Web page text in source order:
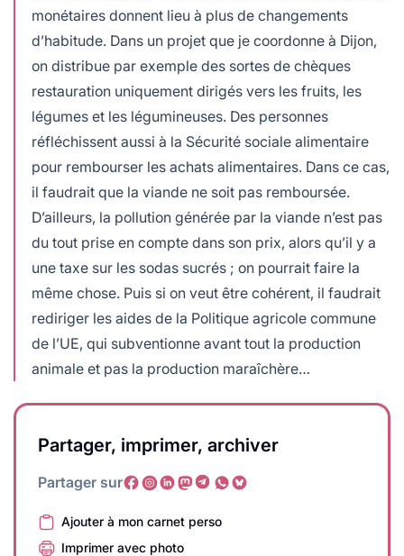
monétaires donnent lieu à plus de changements
d’habitude. Dans un projet que je coordonne à Dijon,
on distribue par exemple des sortes de chèques
restauration uniquement dirigés vers les fruits, les
légumes et les légumineuses. Des personnes
réfléchissent aussi à la Sécurité sociale alimentaire
pour rembourser les achats alimentaires. Dans ce cas,
il faudrait que la viande ne soit pas remboursée.
D’ailleurs, la pollution générée par la viande n’est pas
du tout prise en compte dans son prix, alors qu’il y a
une taxe sur les sodas sucrés ; on pourrait faire la
même chose. Puis si on veut être cohérent, il faudrait
rediriger les aides de la Politique agricole commune
de l’UE, qui subventionne avant tout la production
animale et pas la production maraîchère…
Partager, imprimer, archiver
Partager sur
Ajouter à mon carnet perso
Imprimer avec photo